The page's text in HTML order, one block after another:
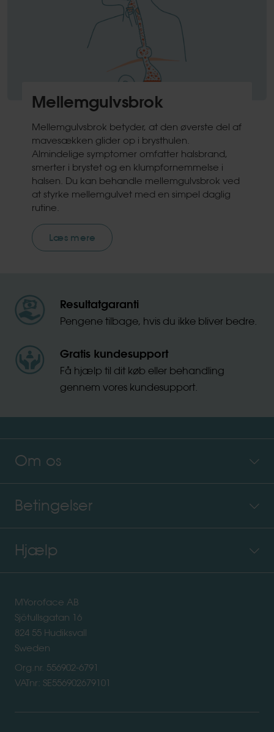
Mellemgulvsbrok
Mellemgulvsbrok betyder, at den øverste del af
mavesækken glider op i brysthulen.
Almindelige symptomer omfatter halsbrand,
smerter i brystet og en klumpfornemmelse i
halsen. Du kan behandle mellemgulvsbrok ved
at styrke mellemgulvet med en simpel daglig
rutine.
Læs mere
Resultatgaranti
Pengene tilbage, hvis du ikke bliver bedre.
Gratis kundesupport
Få hjælp til dit køb eller behandling
gennem vores kundesupport.
Om os
Betingelser
Hjælp
MYoroface AB
Sjötullsgatan 16
824 55 Hudiksvall
Sweden
Org.nr. 556902-6791
VATnr: SE556902679101